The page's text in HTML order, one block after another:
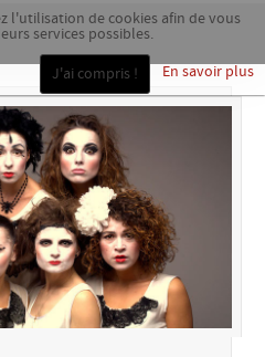
l'utilisation de cookies afin de vous
services possibles.
En savoir plus
J'ai compris !